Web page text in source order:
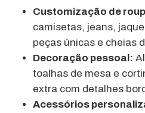
Customização de
camisetas, jeans,
peças únicas e cheias
Decoração pessoal:
toalhas de mesa e
extra com detalhes
Acessórios